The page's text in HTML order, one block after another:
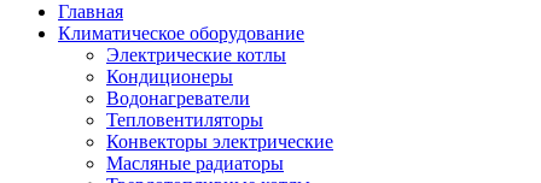
Главная
Климатическое оборудование
Электрические котлы
Кондиционеры
Водонагреватели
Тепловентиляторы
Конвекторы электрические
Масляные радиаторы